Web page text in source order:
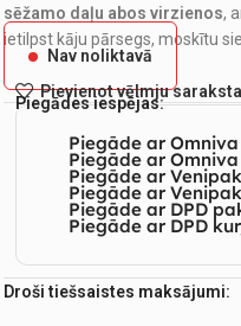
sēžamo daļu abos virzienos,
ietilpst kāju pārsegs, moskītu
Nav noliktavā
Pievienot vēlmju
Piegādes iespējas:
Piegāde ar
Piegāde ar
Piegāde ar
Piegāde ar
Piegāde ar DPD
Piegāde ar DPD
Droši tiešsaistes maksājumi: